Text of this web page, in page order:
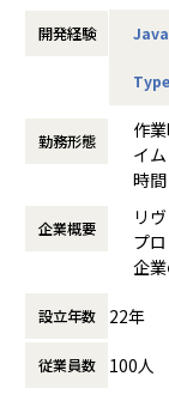
ことができます。
事業規模の拡大
ており、成長フ
自らの分析が直
また、データ組
定からアプロー
や仕組み化に一
プロセスを間近
将来的には、プ
支援など、分析の
つつ、事業成長
・SQLを活用して
リング
・世界トップレ
【リヴァンプの
資生堂、大創産
ャーム、ファイン
【プロジェクトの
・EC／アプリ：
開発経験 Java
勤務形態
作
イ
時
働
時
休
企業概要
リ
プ
企
幹
援
設立年数 22年
従業員数 100人